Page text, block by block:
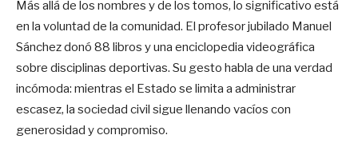
Más allá de los nombres y de los tomos, lo significativo está
en la voluntad de la comunidad. El profesor jubilado Manuel
Sánchez donó 88 libros y una enciclopedia videográfica
sobre disciplinas deportivas. Su gesto habla de una verdad
incómoda: mientras el Estado se limita a administrar
escasez, la sociedad civil sigue llenando vacíos con
generosidad y compromiso.